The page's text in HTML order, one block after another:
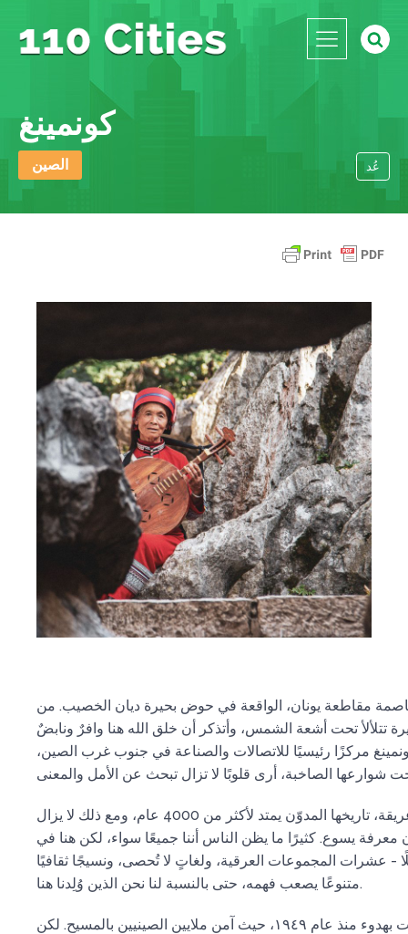
كونمينغ
الصين عُد
مقاطعة يونان، الواقعة في حوض بحيرة ديان الخصيب. من
تتلألأ تحت أشعة الشمس، وأتذكر أن خلق الله هنا وافرٌ ونابضٌ
مركزًا رئيسيًا للاتصالات والصناعة في جنوب غرب الصين،
الصين أرضٌ شاسعةٌ وعريقة، تاريخها المدوّن يمتد لأكثر من 4000 عام، ومع ذلك لا يزال
معرفة يسوع. كثيرًا ما يظن الناس أننا جميعًا سواء، لكن هنا في
- عشرات المجموعات العرقية، ولغاتٍ لا تُحصى، ونسيجًا ثقافيًا
متنوعًا يصعب فهمه، حتى بالنسبة لنا نحن الذين وُلِدنا هنا.
أنا جزء من حركة نمت بهدوء منذ عام ١٩٤٩، حيث آمن ملايين الصينيين بالمسيح. لكن